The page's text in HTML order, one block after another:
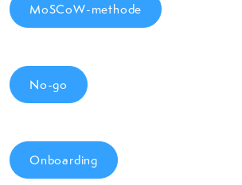
MoSCoW-methode
No-go
Onboarding